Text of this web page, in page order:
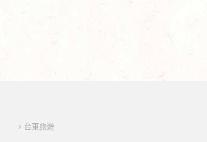
台東旅遊